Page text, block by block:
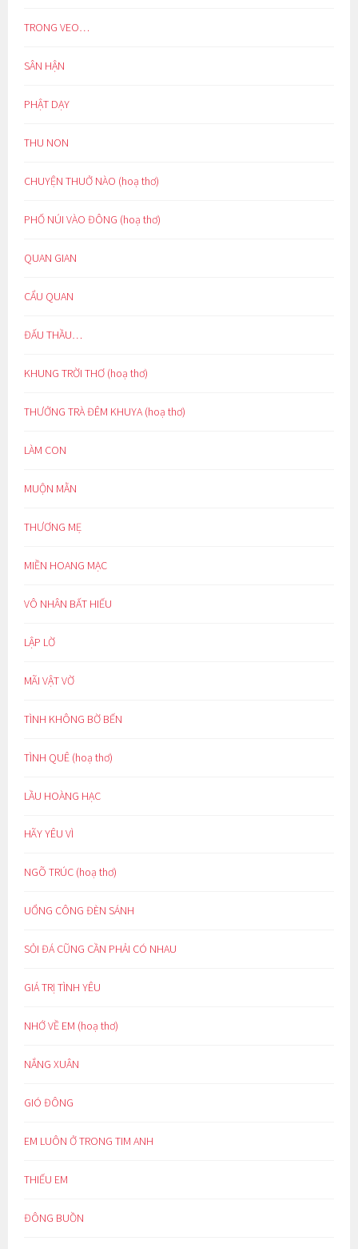
TRONG VEO…
SÂN HẬN
PHẬT DẠY
THU NON
CHUYỆN THUỞ NÀO (hoạ thơ)
PHỐ NÚI VÀO ĐÔNG (hoạ thơ)
QUAN GIAN
CẨU QUAN
ĐẤU THẦU…
KHUNG TRỜI THƠ (hoạ thơ)
THƯỞNG TRÀ ĐÊM KHUYA (hoạ thơ)
LÀM CON
MUỘN MẰN
THƯƠNG MẸ
MIỀN HOANG MẠC
VÔ NHÂN BẤT HIẾU
LẬP LỜ
MÃI VẬT VỜ
TÌNH KHÔNG BỜ BẾN
TÌNH QUÊ (hoạ thơ)
LẦU HOÀNG HẠC
HÃY YÊU VÌ
NGÕ TRÚC (hoạ thơ)
UỔNG CÔNG ĐÈN SÁNH
SỎI ĐÁ CŨNG CẦN PHẢI CÓ NHAU
GIÁ TRỊ TÌNH YÊU
NHỚ VỀ EM (hoạ thơ)
NẮNG XUÂN
GIÓ ĐÔNG
EM LUÔN Ở TRONG TIM ANH
THIẾU EM
ĐÔNG BUỒN